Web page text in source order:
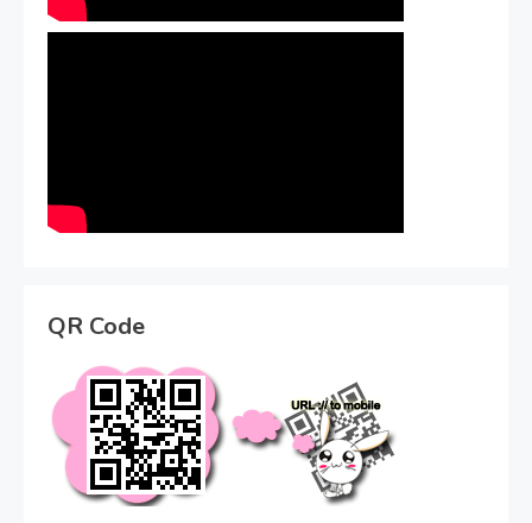
QR Code